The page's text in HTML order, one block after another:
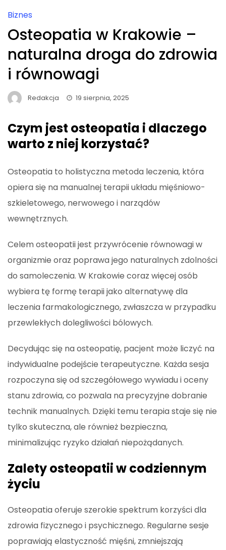
Biznes
Osteopatia w Krakowie –
naturalna droga do zdrowia
i równowagi
Redakcja 19 sierpnia, 2025
Czym jest osteopatia i dlaczego
warto z niej korzystać?
Osteopatia to holistyczna metoda leczenia, która
opiera się na manualnej terapii układu mięśniowo-
szkieletowego, nerwowego i narządów
wewnętrznych.
Celem osteopatii jest przywrócenie równowagi w
organizmie oraz poprawa jego naturalnych zdolności
do samoleczenia. W Krakowie coraz więcej osób
wybiera tę formę terapii jako alternatywę dla
leczenia farmakologicznego, zwłaszcza w przypadku
przewlekłych dolegliwości bólowych.
Decydując się na osteopatię, pacjent może liczyć na
indywidualne podejście terapeutyczne. Każda sesja
rozpoczyna się od szczegółowego wywiadu i oceny
stanu zdrowia, co pozwala na precyzyjne dobranie
technik manualnych. Dzięki temu terapia staje się nie
tylko skuteczna, ale również bezpieczna,
minimalizując ryzyko działań niepożądanych.
Zalety osteopatii w codziennym
życiu
Osteopatia oferuje szerokie spektrum korzyści dla
zdrowia fizycznego i psychicznego. Regularne sesje
poprawiają elastyczność mięśni, zmniejszają